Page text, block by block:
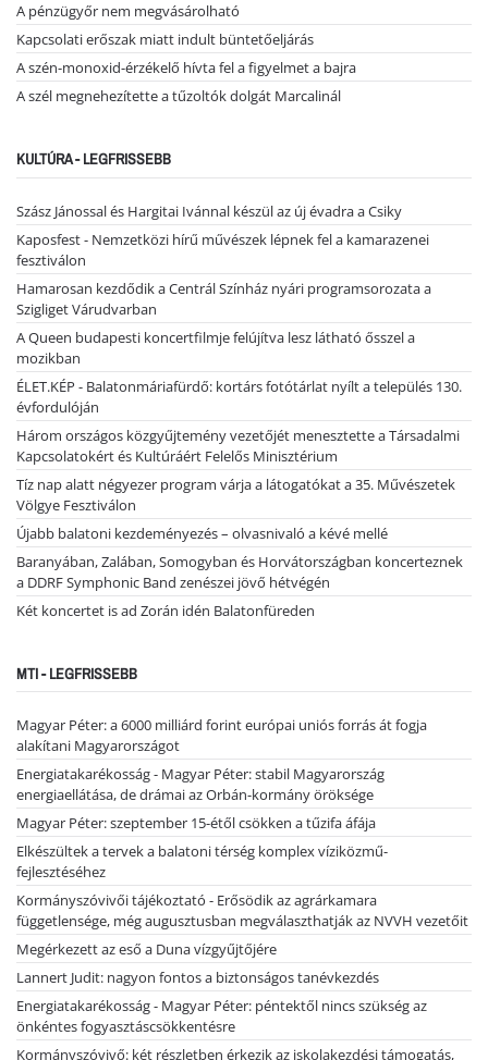
A pénzügyőr nem megvásárolható
Kapcsolati erőszak miatt indult büntetőeljárás
A szén-monoxid-érzékelő hívta fel a figyelmet a bajra
A szél megnehezítette a tűzoltók dolgát Marcalinál
KULTÚRA - LEGFRISSEBB
Szász Jánossal és Hargitai Ivánnal készül az új évadra a Csiky
Kaposfest - Nemzetközi hírű művészek lépnek fel a kamarazenei
fesztiválon
Hamarosan kezdődik a Centrál Színház nyári programsorozata a
Szigliget Várudvarban
A Queen budapesti koncertfilmje felújítva lesz látható ősszel a
mozikban
ÉLET.KÉP - Balatonmáriafürdő: kortárs fotótárlat nyílt a település 130.
évfordulóján
Három országos közgyűjtemény vezetőjét menesztette a Társadalmi
Kapcsolatokért és Kultúráért Felelős Minisztérium
Tíz nap alatt négyezer program várja a látogatókat a 35. Művészetek
Völgye Fesztiválon
Újabb balatoni kezdeményezés – olvasnivaló a kévé mellé
Baranyában, Zalában, Somogyban és Horvátországban koncerteznek
a DDRF Symphonic Band zenészei jövő hétvégén
Két koncertet is ad Zorán idén Balatonfüreden
MTI - LEGFRISSEBB
Magyar Péter: a 6000 milliárd forint európai uniós forrás át fogja
alakítani Magyarországot
Energiatakarékosság - Magyar Péter: stabil Magyarország
energiaellátása, de drámai az Orbán-kormány öröksége
Magyar Péter: szeptember 15-étől csökken a tűzifa áfája
Elkészültek a tervek a balatoni térség komplex víziközmű-
fejlesztéséhez
Kormányszóvivői tájékoztató - Erősödik az agrárkamara
függetlensége, még augusztusban megválaszthatják az NVVH vezetőit
Megérkezett az eső a Duna vízgyűjtőjére
Lannert Judit: nagyon fontos a biztonságos tanévkezdés
Energiatakarékosság - Magyar Péter: péntektől nincs szükség az
önkéntes fogyasztáscsökkentésre
Kormányszóvivő: két részletben érkezik az iskolakezdési támogatás,